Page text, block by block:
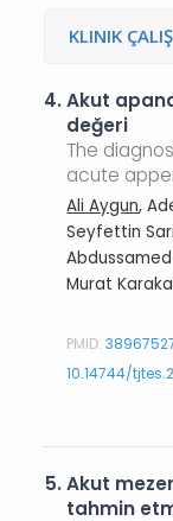
KLINIK
4.Akut
değeri
The
acute
Ali Aygun,
Seyfettin
Murat
PMID:
10.14744/
5.Akut
tahmin